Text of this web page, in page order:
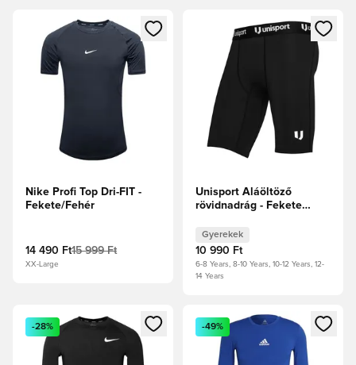
Megnyit egy modált a bejelentkezéshez vagy a tagként
Nike Profi Top Dri-FIT -
Fekete/Fehér
14 490 Ft15 999 Ft
XX-Large
Megnyit egy modált a
Unisport Aláöltöző
rövidnadrág - Fekete
Gyerekek
10 990 Ft
6-8 Years, 8-10 Years, 10-12 Years, 12-
14 Years
Megnyit egy modált a bejelentkezéshez vagy a tagként
-28%
Megnyit egy modált a
-49%